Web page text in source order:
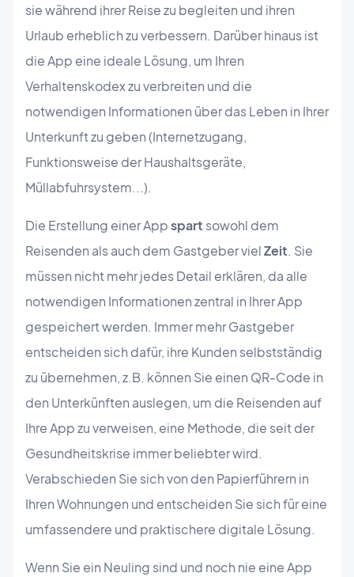
sie während ihrer Reise zu begleiten und ihren
Urlaub erheblich zu verbessern. Darüber hinaus ist
die App eine ideale Lösung, um Ihren
Verhaltenskodex zu verbreiten und die
notwendigen Informationen über das Leben in Ihrer
Unterkunft zu geben (Internetzugang,
Funktionsweise der Haushaltsgeräte,
Müllabfuhrsystem...).
Die Erstellung einer Appspart sowohl dem
Reisenden als auch dem Gastgeber vielZeit. Sie
müssen nicht mehr jedes Detail erklären, da alle
notwendigen Informationen zentral in Ihrer App
gespeichert werden. Immer mehr Gastgeber
entscheiden sich dafür, ihre Kunden selbstständig
zu übernehmen, z.B. können Sie einen QR-Code in
den Unterkünften auslegen, um die Reisenden auf
Ihre App zu verweisen, eine Methode, die seit der
Gesundheitskrise immer beliebter wird.
Verabschieden Sie sich von den Papierführern in
Ihren Wohnungen und entscheiden Sie sich für eine
umfassendere und praktischere digitale Lösung.
Wenn Sie ein Neuling sind und noch nie eine App